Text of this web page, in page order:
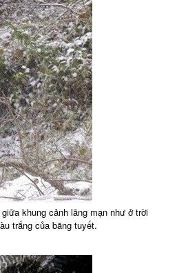
khung cảnh lãng mạn như ở trời
trắng của băng tuyết.